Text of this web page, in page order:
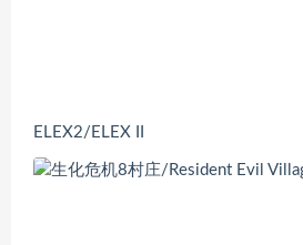
ELEX2/ELEX II